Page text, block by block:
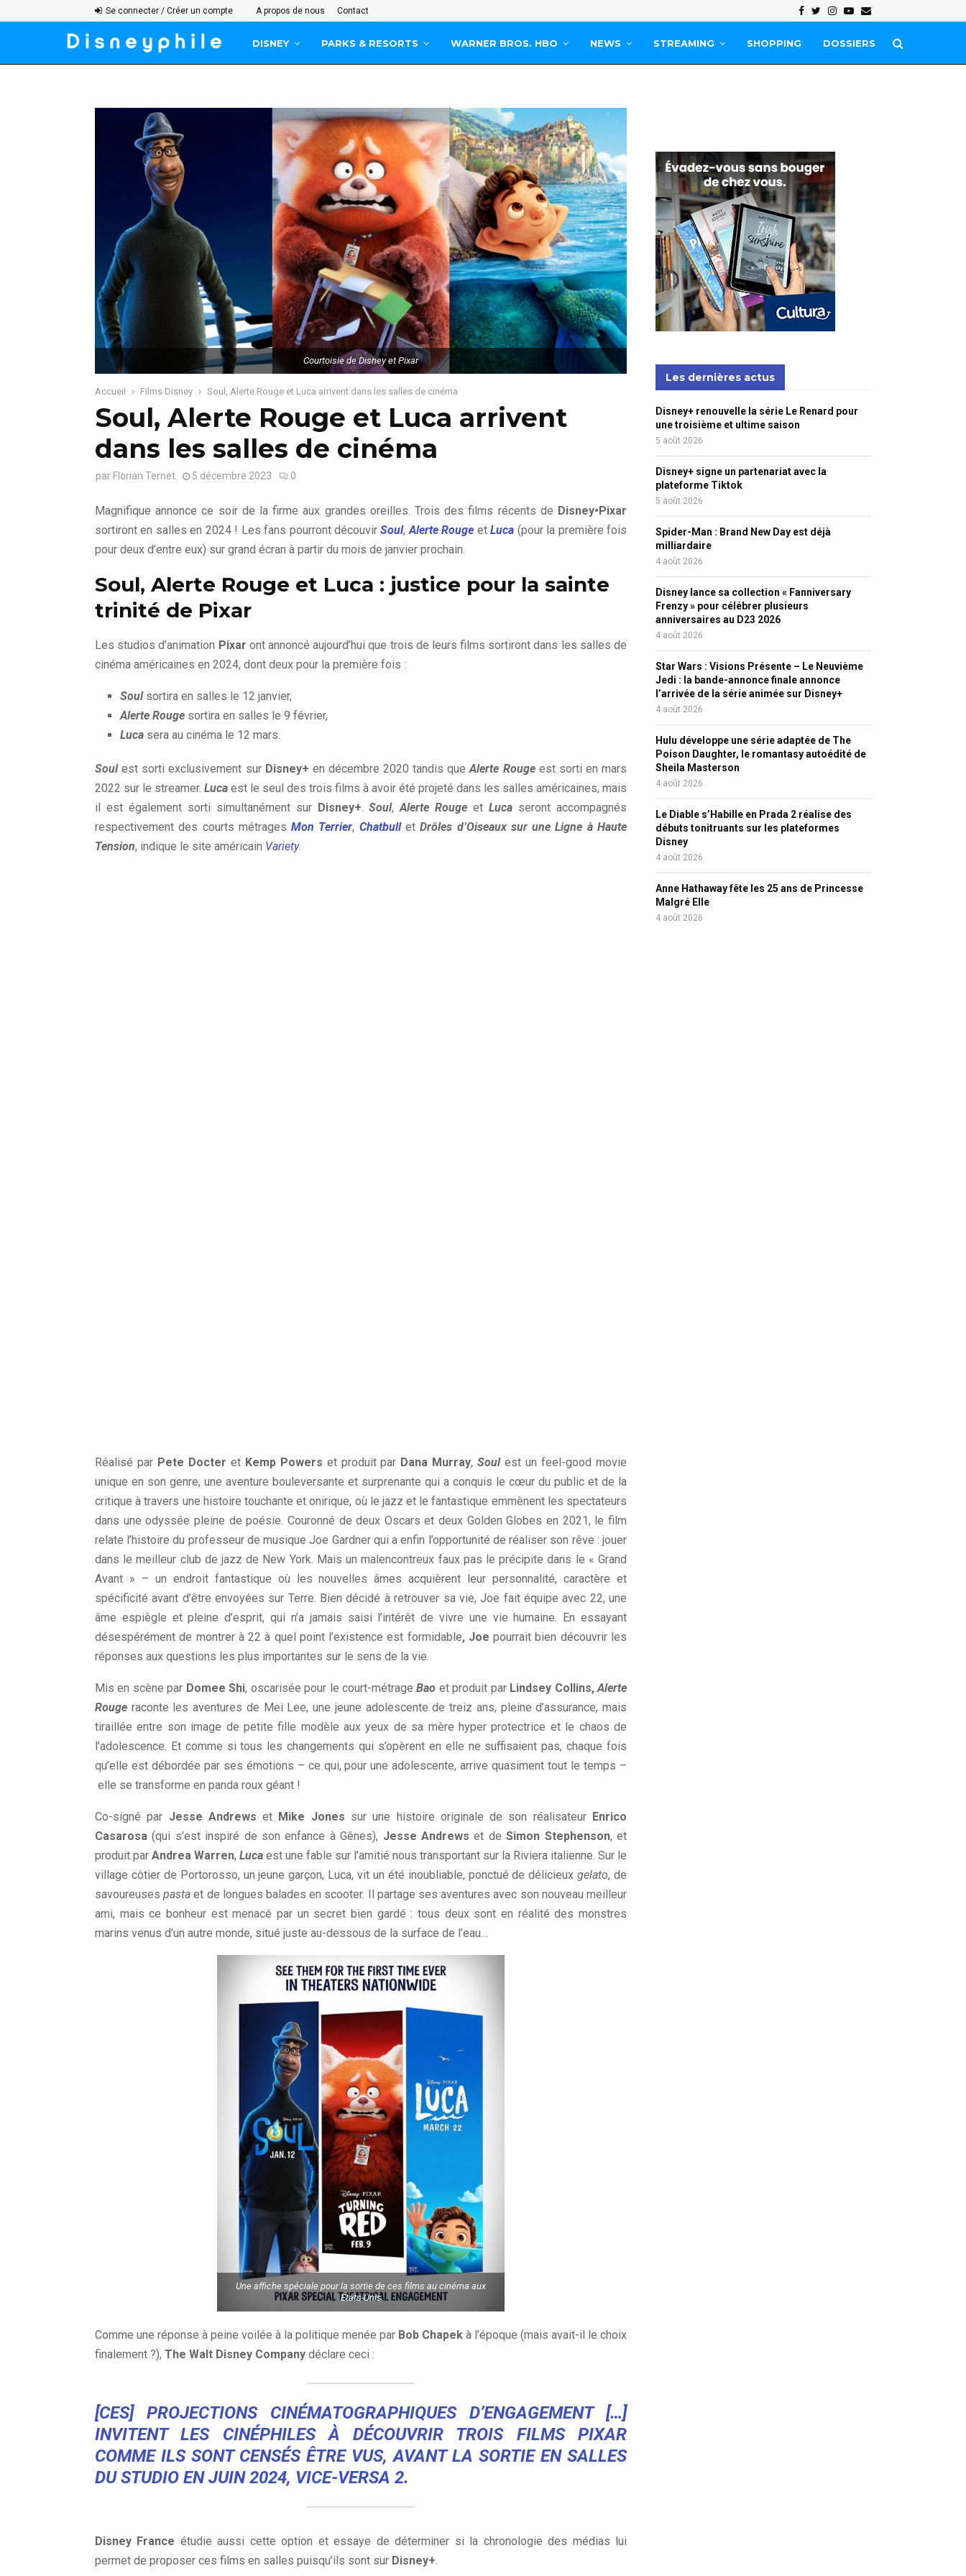
Se connecter / Créer un compte A propos de nous Contact Facebook
Twitter
Instagram
Youtube
Email
DISNEY PARKS & RESORTS WARNER BROS. HBO NEWS STREAMING SHOPPING DOSSIERS
Courtoisie de Disney et Pixar
Accueil Films Disney Soul, Alerte Rouge et Luca arrivent dans les salles de cinéma
Soul, Alerte Rouge et Luca arrivent
dans les salles de cinéma
par Florian Ternet 5 décembre 2023 0
Magnifique annonce ce soir de la firme aux grandes oreilles. Trois des films récents de Disney•Pixar
sortiront en salles en 2024 ! Les fans pourront découvirSoul,Alerte Rouge etLuca (pour la première fois
pour deux d’entre eux) sur grand écran à partir du mois de janvier prochain.
Soul, Alerte Rouge et Luca : justice pour la sainte
trinité de Pixar
Les studios d’animation Pixar ont annoncé aujourd’hui que trois de leurs films sortiront dans les salles de
cinéma américaines en 2024, dont deux pour la première fois :
Soul sortira en salles le 12 janvier,
Alerte Rouge sortira en salles le 9 février,
Luca sera au cinéma le 12 mars.
Soul est sorti exclusivement sur Disney+ en décembre 2020 tandis queAlerte Rougeest sorti en mars
2022 sur le streamer. Luca est le seul des trois films à avoir été projeté dans les salles américaines, mais
il est également sorti simultanément sur Disney+.Soul,Alerte Rouge etLuca seront accompagnés
respectivement des courts métragesMon Terrier, Chatbull etDrôles d’Oiseaux sur une Ligne à Haute
Tension, indique le site américain Variety.
Réalisé par Pete Docter et Kemp Powers et produit par Dana Murray,Soul est un feel-good movie
unique en son genre, une aventure bouleversante et surprenante qui a conquis le cœur du public et de la
critique à travers une histoire touchante et onirique, où le jazz et le fantastique emmènent les spectateurs
dans une odyssée pleine de poésie. Couronné de deux Oscars et deux Golden Globes en 2021, le film
relate l’histoire du professeur de musique Joe Gardner qui a enfin l’opportunité de réaliser son rêve : jouer
dans le meilleur club de jazz de New York. Mais un malencontreux faux pas le précipite dans le « Grand
Avant » – un endroit fantastique où les nouvelles âmes acquièrent leur personnalité, caractère et
spécificité avant d’être envoyées sur Terre. Bien décidé à retrouver sa vie, Joe fait équipe avec 22, une
âme espiègle et pleine d’esprit, qui n’a jamais saisi l’intérêt de vivre une vie humaine. En essayant
désespérément de montrer à 22 à quel point l’existence est formidable, Joe pourrait bien découvrir les
réponses aux questions les plus importantes sur le sens de la vie.
Mis en scène par Domee Shi, oscarisée pour le court-métrageBao et produit par Lindsey Collins, Alerte
Rouge raconte les aventures de Mei Lee, une jeune adolescente de treiz ans, pleine d’assurance, mais
tiraillée entre son image de petite fille modèle aux yeux de sa mère hyper protectrice et le chaos de
l’adolescence. Et comme si tous les changements qui s’opèrent en elle ne suffisaient pas, chaque fois
qu’elle est débordée par ses émotions – ce qui, pour une adolescente, arrive quasiment tout le temps –
elle se transforme en panda roux géant !
Co-signé par Jesse Andrews et Mike Jones sur une histoire originale de son réalisateur Enrico
Casarosa (qui s’est inspiré de son enfance à Gênes), Jesse Andrews et deSimon Stephenson, et
produit par Andrea Warren, Luca est une fable sur l’amitié nous transportant sur la Riviera italienne. Sur le
village côtier de Portorosso, un jeune garçon, Luca, vit un été inoubliable, ponctué de délicieuxgelato, de
savoureusespasta et de longues balades en scooter. Il partage ses aventures avec son nouveau meilleur
ami, mais ce bonheur est menacé par un secret bien gardé : tous deux sont en réalité des monstres
marins venus d’un autre monde, situé juste au-dessous de la surface de l’eau…
Une affiche spéciale pour la sortie de ces films au cinéma aux
États-Unis
Comme une réponse à peine voilée à la politique menée par Bob Chapek à l’époque (mais avait-il le choix
finalement ?), The Walt Disney Company déclare ceci :
[CES] PROJECTIONS CINÉMATOGRAPHIQUES D’ENGAGEMENT […]
INVITENT LES CINÉPHILES À DÉCOUVRIR TROIS FILMS PIXAR
COMME ILS SONT CENSÉS ÊTRE VUS, AVANT LA SORTIE EN SALLES
DU STUDIO EN JUIN 2024, VICE-VERSA 2.
Disney France étudie aussi cette option et essaye de déterminer si la chronologie des médias lui
permet de proposer ces films en salles puisqu’ils sont sur Disney+.
Les dernières actus
Disney+ renouvelle la série Le Renard pour
une troisième et ultime saison
5 août 2026
Disney+ signe un partenariat avec la
plateforme Tiktok
5 août 2026
Spider-Man : Brand New Day est déjà
milliardaire
4 août 2026
Disney lance sa collection « Fanniversary
Frenzy » pour célébrer plusieurs
anniversaires au D23 2026
4 août 2026
Star Wars : Visions Présente – Le Neuvième
Jedi : la bande-annonce finale annonce
l’arrivée de la série animée sur Disney+
4 août 2026
Hulu développe une série adaptée de The
Poison Daughter, le romantasy autoédité de
Sheila Masterson
4 août 2026
Le Diable s’Habille en Prada 2 réalise des
débuts tonitruants sur les plateformes
Disney
4 août 2026
Anne Hathaway fête les 25 ans de Princesse
Malgré Elle
4 août 2026